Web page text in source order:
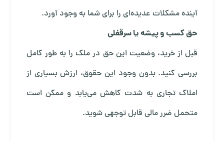
آینده مشکلات عدیده‌ای را برای شما به وجود آورد.
حق کسب و پیشه یا سرقفلی
قبل از خرید، وضعیت این حق در ملک را به طور کامل
بررسی کنید. بدون وجود این حقوق، ارزش بسیاری از
املاک تجاری به شدت کاهش می‌یابد و ممکن است
متحمل ضرر مالی قابل توجهی شوید.